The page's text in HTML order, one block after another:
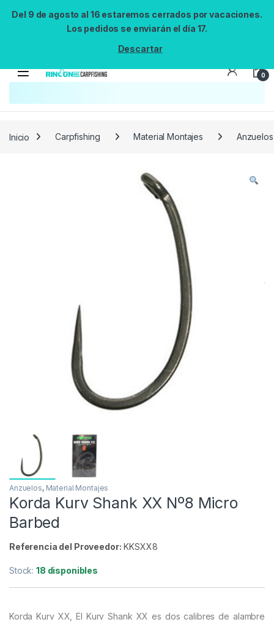
Del 9 de agosto al 16 estaremos cerrados por vacaciones.
Los pedidos se enviarán el día 17.
Descartar
0
Inicio Carpfishing Material Montajes Anzuelos
Anzuelos, Material Montajes
Korda Kurv Shank XX Nº8 Micro
Barbed
Referencia del Proveedor: KKSXX8
Stock:18 disponibles
Korda Kurv XX, El Kurv Shank XX es dos calibres de alambre